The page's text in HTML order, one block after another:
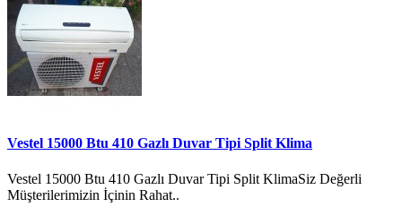
Vestel 15000 Btu 410 Gazlı Duvar Tipi Split Klima
Vestel 15000 Btu 410 Gazlı Duvar Tipi Split KlimaSiz Değerli
Müşterilerimizin İçinin Rahat..